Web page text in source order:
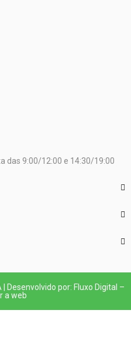
das 9:00/12:00 e 14:30/19:00
Desenvolvido por: Fluxo Digital –
a web